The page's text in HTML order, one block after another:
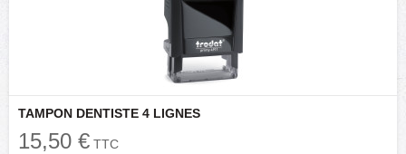
TAMPON DENTISTE 4 LIGNES
15,50 € TTC